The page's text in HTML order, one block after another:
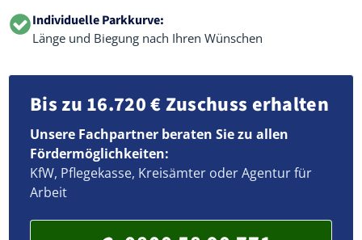
Individuelle Parkkurve:
Länge und Biegung nach Ihren Wünschen
Bis zu 16.720 € Zuschuss erhalten
Unsere Fachpartner beraten Sie zu allen
Fördermöglichkeiten:
KfW, Pflegekasse, Kreisämter oder Agentur für
Arbeit